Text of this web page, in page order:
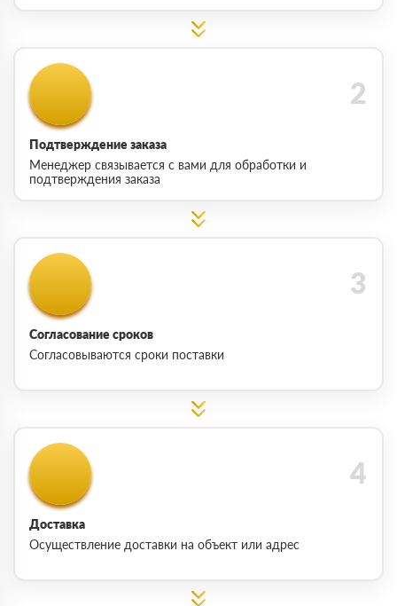
Подтверждение заказа
Менеджер связывается с вами для обработки и
подтверждения заказа
Согласование сроков
Согласовываются сроки поставки
Доставка
Осуществление доставки на объект или адрес